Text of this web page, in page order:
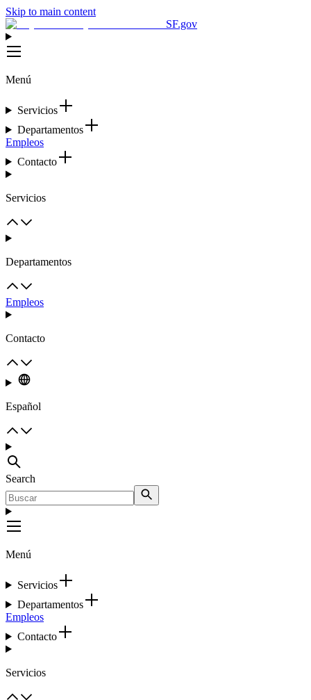
Skip to main content
SF.gov
Menú
Servicios
Departamentos
Empleos
Contacto
Servicios
Departamentos
Empleos
Contacto
Español
Search
Menú
Servicios
Departamentos
Empleos
Contacto
Servicios